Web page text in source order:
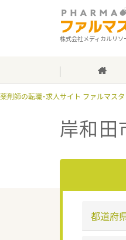
株式会社メディカルリソ
薬剤師の転職・求人サイト ファルマス
岸和田
都道府